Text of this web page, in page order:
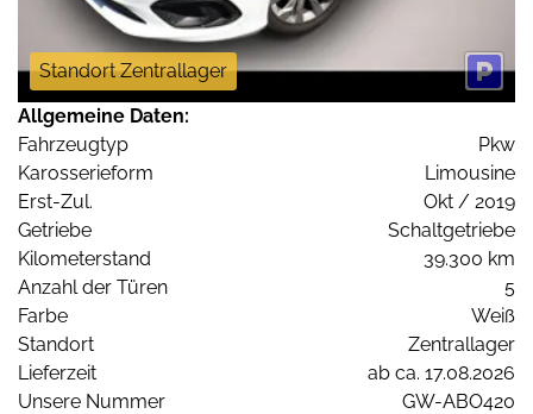
Standort Zentrallager
Allgemeine Daten:
Fahrzeugtyp
Pkw
Karosserieform
Limousine
Erst-Zul.
Okt / 2019
Getriebe
Schaltgetriebe
Kilometerstand
39.300 km
Anzahl der Türen
5
Farbe
Weiß
Standort
Zentrallager
Lieferzeit
ab ca. 17.08.2026
Unsere Nummer
GW-ABO420